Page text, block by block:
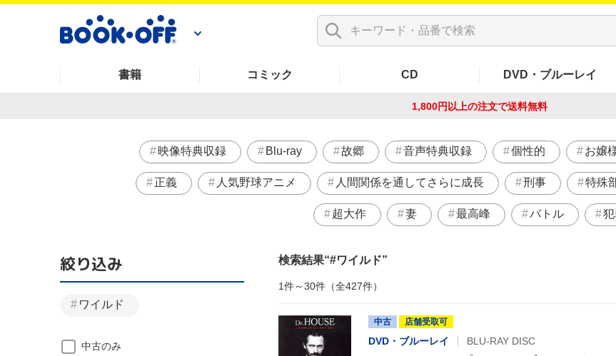
書籍 コミック CD DVD・ブルーレイ
1,800円以上の注文で送料無料
映像特典収録 Blu-ray 故郷 音声特典収録 個性的 お嬢
正義 人気野球アニメ 人間関係を通してさらに成長 刑事 特殊
超大作 妻 最高峰 バトル
検索結果 #ワイルド
1件～30件（全427件）
中古 店舗受取可
DVD・ブルーレイ BLU-RAY DISC
絞り込み
ワイルド
中古のみ